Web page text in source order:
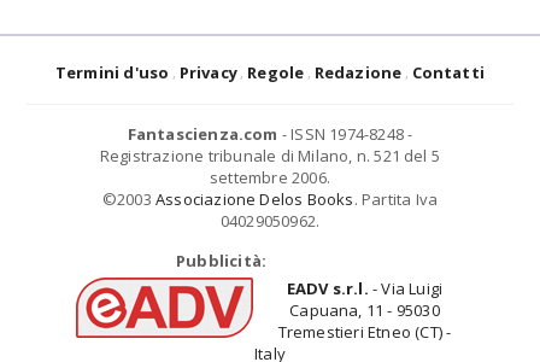
Termini d'uso Privacy Regole Redazione Contatti
Fantascienza.com - ISSN 1974-8248 -
Registrazione tribunale di Milano, n. 521 del 5
settembre 2006.
©2003 Associazione Delos Books. Partita Iva
04029050962.
Pubblicità:
EADV s.r.l. - Via Luigi
Capuana, 11 - 95030
Tremestieri Etneo (CT) -
Italy